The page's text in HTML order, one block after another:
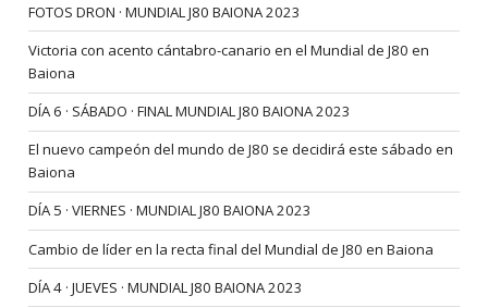
FOTOS DRON · MUNDIAL J80 BAIONA 2023
Victoria con acento cántabro-canario en el Mundial de J80 en
Baiona
DÍA 6 · SÁBADO · FINAL MUNDIAL J80 BAIONA 2023
El nuevo campeón del mundo de J80 se decidirá este sábado en
Baiona
DÍA 5 · VIERNES · MUNDIAL J80 BAIONA 2023
Cambio de líder en la recta final del Mundial de J80 en Baiona
DÍA 4 · JUEVES · MUNDIAL J80 BAIONA 2023